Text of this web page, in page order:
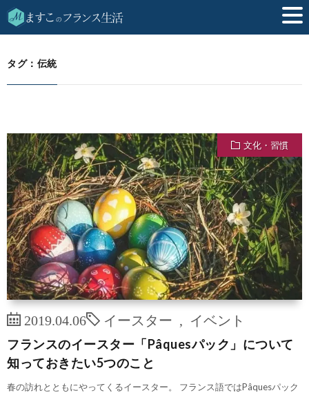
HOME 伝統
タグ：伝統
文化・習慣
2019.04.06 イースター イベント
フランスのイースター「Pâquesパック」について
知っておきたい5つのこと
春の訪れとともにやってくるイースター。 フランス語ではPâquesパック